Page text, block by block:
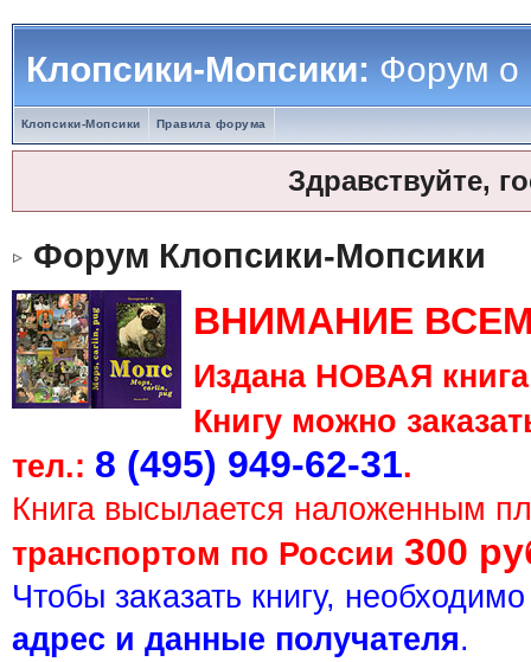
Клопсики-Мопсики:Форум о
Клопсики-Мопсики Правила форума
Здравствуйте,
Форум Клопсики-Мопсики
ВНИМАНИЕ
Издана НОВАЯ
Книгу можно
тел.: 8 (495) 949-62-31.
Книга высылается наложенным
транспортом по России 300
Чтобы заказать книгу,
адрес и данные получателя.